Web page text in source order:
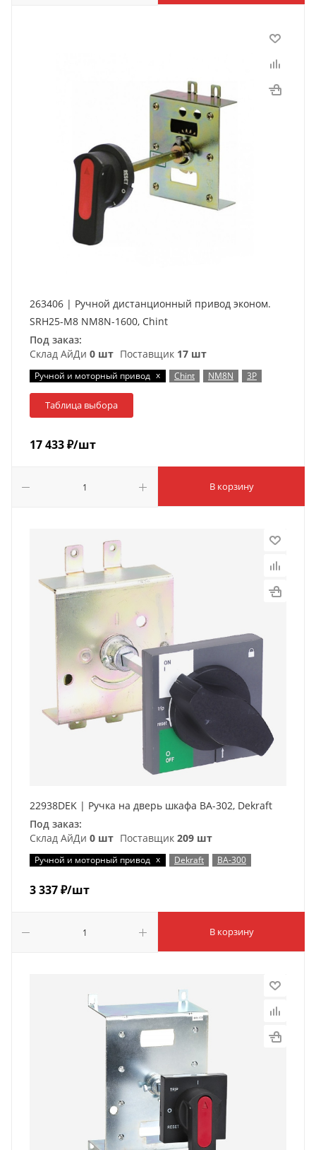
263406 | Ручной дистанционный привод эконом.
SRH25-M8 NM8N-1600, Chint
Под заказ:
Склад АйДи 0 шт Поставщик 17 шт
Ручной и моторный привод x Chint NM8N 3P
Таблица выбора
17 433₽/шт
В корзину
22938DEK | Ручка на дверь шкафа ВА-302, Dekraft
Под заказ:
Склад АйДи 0 шт Поставщик 209 шт
Ручной и моторный привод x Dekraft ВА-300
3 337₽/шт
В корзину